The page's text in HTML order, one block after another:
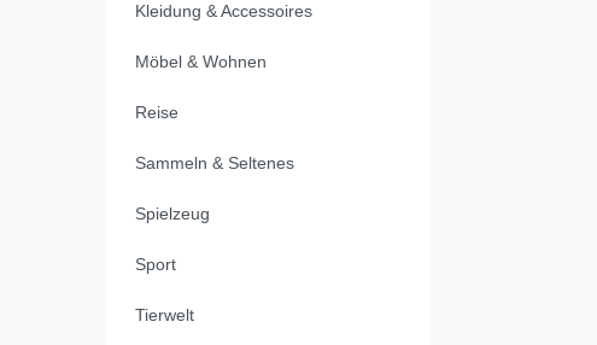
Kleidung & Accessoires
Möbel & Wohnen
Reise
Sammeln & Seltenes
Spielzeug
Sport
Tierwelt